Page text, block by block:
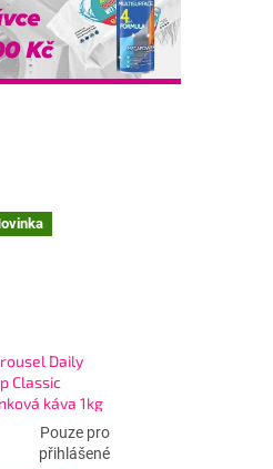
Daily
Classic
káva 1kg
Pouze pro
přihlášené